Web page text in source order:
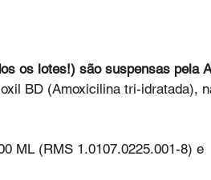
os lotes!) são suspensas pela
BD (Amoxicilina tri-idratada),
ML (RMS 1.0107.0225.001-8) e